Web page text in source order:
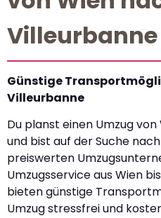
Villeurbanne
Günstige
Villeurbanne
Du planst einen Umzug
und bist auf der Suche
preiswerten
Umzugsservice aus Wien
bieten günstige
Umzug stressfrei und